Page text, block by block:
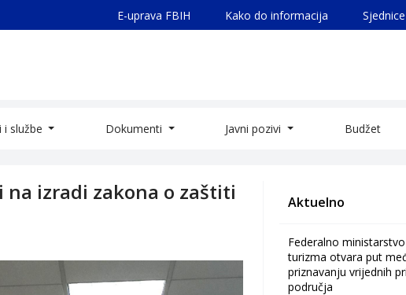
E-uprava FBIH Kako do informacija Sjednice
i službe Dokumenti Javni pozivi Budžet
izradi zakona o zaštiti
Aktuelno
Federalno
turizma otvara put
priznavanju vrijednih
područja